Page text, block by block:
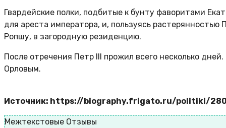
Гвардейские полки, подбитые к бунту фаворитами
для ареста императора, и, пользуясь
Ропшу, в загородную резиденцию.
После отречения Петр III прожил всего несколько
Орловым.
Источник: https://biography.frigato.ru/politiki/
Межтекстовые Отзывы